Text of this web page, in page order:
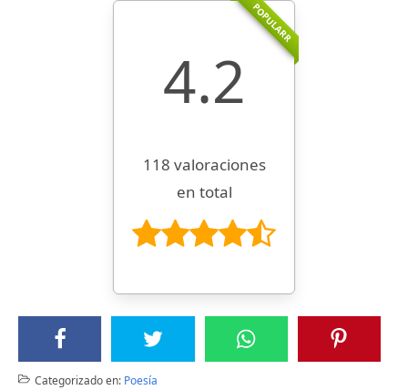
POPULARR
4.2
118 valoraciones
en total
Categorizado en: Poesía